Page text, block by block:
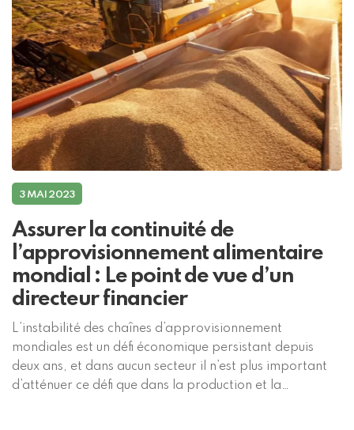
3 MAI 2023
Assurer la continuité de
l’approvisionnement alimentaire
mondial : Le point de vue d’un
directeur financier
L’instabilité des chaînes d’approvisionnement
mondiales est un défi économique persistant depuis
deux ans, et dans aucun secteur il n’est plus important
d’atténuer ce défi que dans la production et la